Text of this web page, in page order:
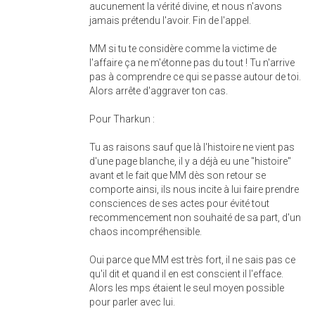
aucunement la vérité divine, et nous n'avons
jamais prétendu l'avoir. Fin de l'appel.
MM si tu te considère comme la victime de
l'affaire ça ne m'étonne pas du tout ! Tu n'arrive
pas à comprendre ce qui se passe autour de toi.
Alors arrête d'aggraver ton cas.
Pour Tharkun :
Tu as raisons sauf que là l'histoire ne vient pas
d'une page blanche, il y a déjà eu une "histoire"
avant et le fait que MM dès son retour se
comporte ainsi, ils nous incite à lui faire prendre
consciences de ses actes pour évité tout
recommencement non souhaité de sa part, d'un
chaos incompréhensible.
Oui parce que MM est très fort, il ne sais pas ce
qu'il dit et quand il en est conscient il l'efface.
Alors les mps étaient le seul moyen possible
pour parler avec lui.